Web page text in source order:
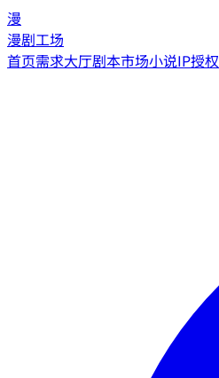
漫
漫剧工场
首页需求大厅剧本市场小说IP授权